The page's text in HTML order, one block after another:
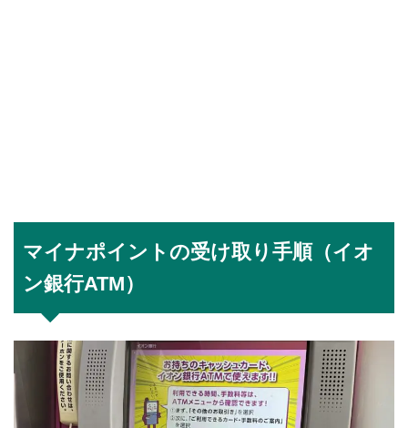
マイナポイントの受け取り手順（イオ
ン銀行ATM）